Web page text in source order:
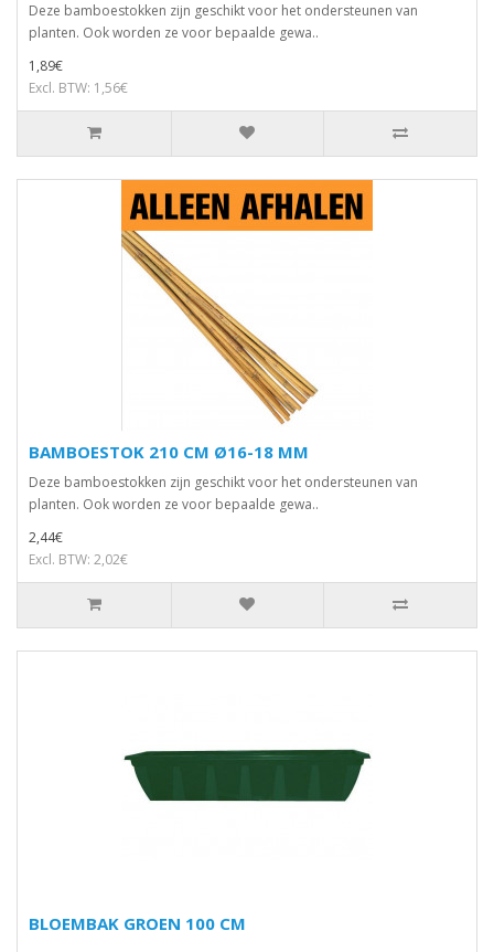
Deze bamboestokken zijn geschikt voor het ondersteunen van
planten. Ook worden ze voor bepaalde gewa..
1,89€
Excl. BTW: 1,56€
BAMBOESTOK 210 CM Ø16-18 MM
Deze bamboestokken zijn geschikt voor het ondersteunen van
planten. Ook worden ze voor bepaalde gewa..
2,44€
Excl. BTW: 2,02€
BLOEMBAK GROEN 100 CM